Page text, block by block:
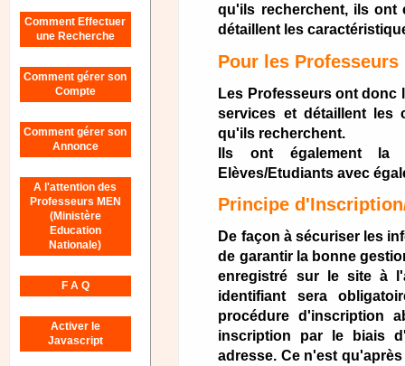
Comment Effectuer
une Recherche
Comment gérer son
Compte
Comment gérer son
Annonce
A l'attention des
Professeurs MEN
(Ministère
Education
Nationale)
F A Q
Activer le
Javascript
qu'ils recherchent, ils ont
détaillent les
Pour les Professeurs
Les Professeurs ont donc
services et détaillent les
qu'ils recherchent.
Ils ont également la
Elèves/Etudiants avec
Principe
De façon à sécuriser les
de garantir la bonne
enregistré sur le site à
identifiant sera
procédure d'inscription
inscription par le biais
adresse. Ce n'est